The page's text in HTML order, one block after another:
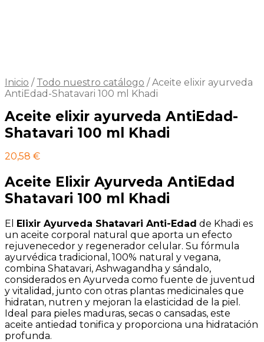
Inicio / Todo nuestro catálogo /Aceite elixir ayurveda
AntiEdad-Shatavari 100 ml Khadi
Aceite elixir ayurveda AntiEdad-
Shatavari 100 ml Khadi
20,58 €
Aceite Elixir Ayurveda AntiEdad
Shatavari 100 ml Khadi
El Elixir Ayurveda Shatavari Anti-Edad de Khadi es
un aceite corporal natural que aporta un efecto
rejuvenecedor y regenerador celular. Su fórmula
ayurvédica tradicional, 100% natural y vegana,
combina Shatavari, Ashwagandha y sándalo,
considerados en Ayurveda como fuente de juventud
y vitalidad, junto con otras plantas medicinales que
hidratan, nutren y mejoran la elasticidad de la piel.
Ideal para pieles maduras, secas o cansadas, este
aceite antiedad tonifica y proporciona una hidratación
profunda.